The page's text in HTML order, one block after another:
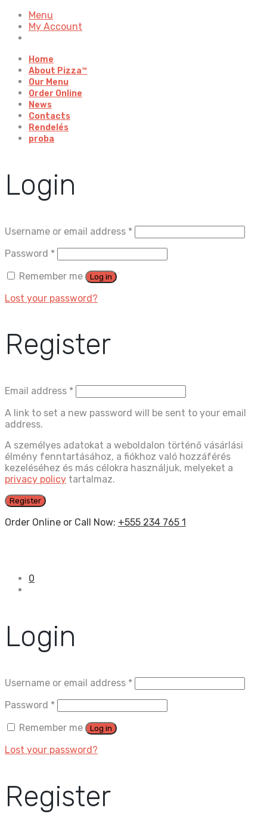
Menu
My Account
Home
About Pizza™
Our Menu
Order Online
News
Contacts
Rendelés
proba
Login
Username or email address *
Password *
Remember me
Log in
Lost your password?
Register
Email address *
A link to set a new password will be sent to your email
address.
A személyes adatokat a weboldalon történő vásárlási
élmény fenntartásához, a fiókhoz való hozzáférés
kezeléséhez és más célokra használjuk, melyeket a
privacy policy tartalmaz.
Register
Order Online or Call Now: +555 234 765 1
0
Login
Username or email address *
Password *
Remember me
Log in
Lost your password?
Register